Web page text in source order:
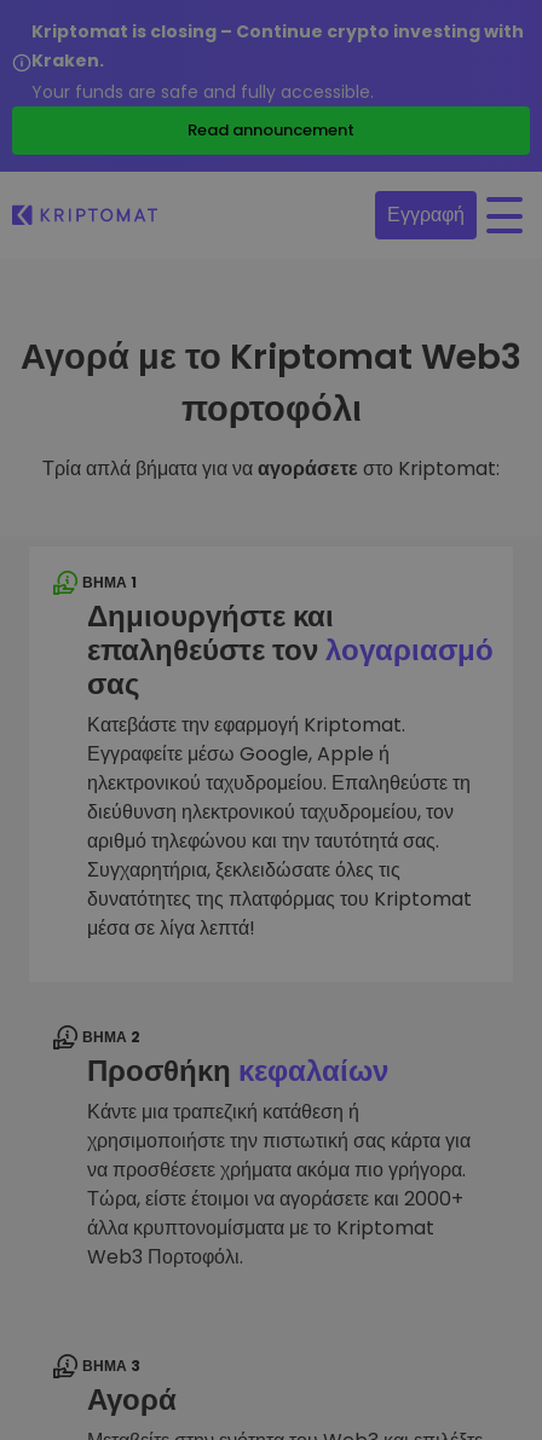
Kriptomat is closing – Continue crypto investing with
Kraken.
Your funds are safe and fully accessible.
Read announcement
Εγγραφή
Αγορά με το Kriptomat Web3
πορτοφόλι
Τρία απλά βήματα για νααγοράσετε στο Kriptomat:
ΒΉΜΑ 1
Δημιουργήστε και
επαληθεύστε τονλογαριασμό
σας
Κατεβάστε την εφαρμογή Kriptomat.
Εγγραφείτε μέσω Google, Apple ή
ηλεκτρονικού ταχυδρομείου. Επαληθεύστε τη
διεύθυνση ηλεκτρονικού ταχυδρομείου, τον
αριθμό τηλεφώνου και την ταυτότητά σας.
Συγχαρητήρια, ξεκλειδώσατε όλες τις
δυνατότητες της πλατφόρμας του Kriptomat
μέσα σε λίγα λεπτά!
ΒΉΜΑ 2
Προσθήκη κεφαλαίων
Κάντε μια τραπεζική κατάθεση ή
χρησιμοποιήστε την πιστωτική σας κάρτα για
να προσθέσετε χρήματα ακόμα πιο γρήγορα.
Τώρα, είστε έτοιμοι να αγοράσετε και 2000+
άλλα κρυπτονομίσματα με το Kriptomat
Web3 Πορτοφόλι.
ΒΉΜΑ 3
Αγορά